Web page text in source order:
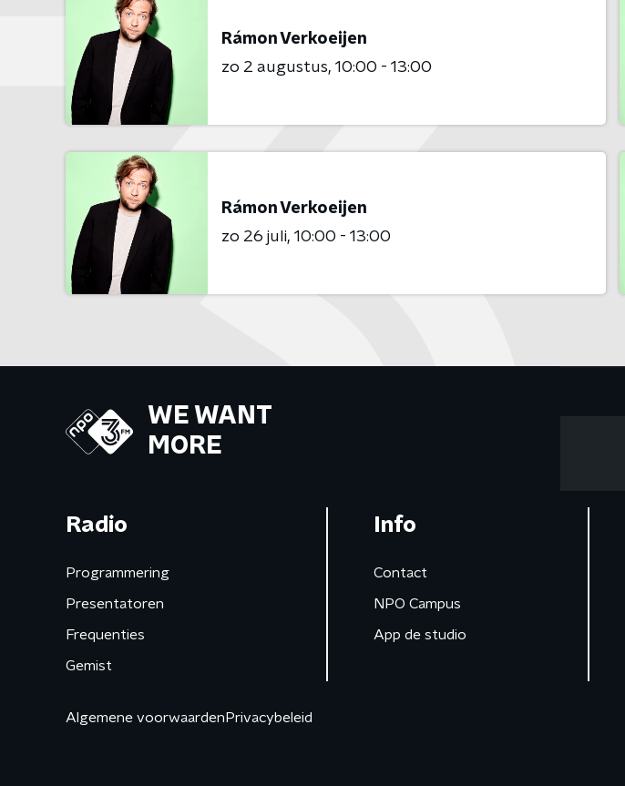
Rámon Verkoeijen
zo 2 augustus 10:00 - 13:00
Rámon Verkoeijen
zo 26 juli 10:00 - 13:00
WE WANT
MORE
Radio
Programmering
Presentatoren
Frequenties
Gemist
Info
Contact
NPO Campus
App de studio
Algemene voorwaarden Privacybeleid